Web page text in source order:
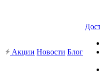
Акции Новости Блог